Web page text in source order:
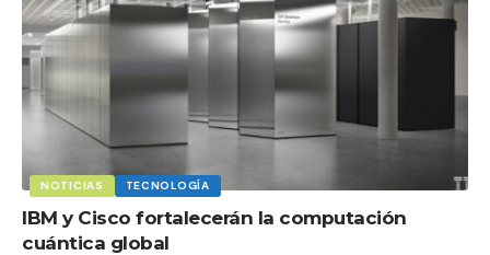
NOTICIAS TECNOLOGÍA
IBM y Cisco fortalecerán la computación
cuántica global